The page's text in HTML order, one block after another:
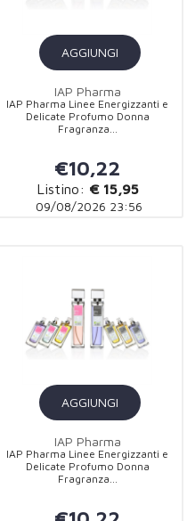
AGGIUNGI
IAP Pharma
IAP Pharma Linee Energizzanti e
Delicate Profumo Donna
Fragranza...
€10,22
Listino: € 15,95
09/08/2026 23:56
AGGIUNGI
IAP Pharma
IAP Pharma Linee Energizzanti e
Delicate Profumo Donna
Fragranza...